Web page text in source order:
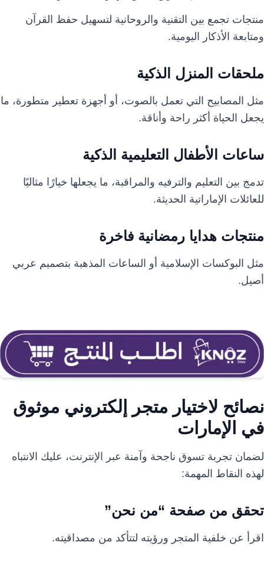
منتجات تجمع بين التقنية والروحانية لتسهيل حفظ القرآن
ومتابعة الأذكار اليومية.
ملحقات المنزل الذكية
مثل المصابيح التي تعمل بالصوت، أو أجهزة تعطير متطورة، ما
يجعل الحياة أكثر راحة وأناقة.
ساعات الأطفال التعليمية الذكية
تدمج بين التعليم والترفيه والمراقبة، ما يجعلها خيارًا مثاليًا
للعائلات الإماراتية الحديثة.
منتجات هدايا رمضانية فاخرة
مثل البوكسات الإسلامية أو الساعات المذهبة بتصميم عربي
أصيل.
نصائح لاختيار متجر إلكتروني موثوق
في الإمارات
لضمان تجربة تسوق ناجحة وآمنة عبر الإنترنت، عليك الانتباه
لهذه النقاط المهمة:
تحقق من صفحة “من نحن”
اقرأ عن خلفية المتجر ورؤيته لتتأكد من مصداقيته.